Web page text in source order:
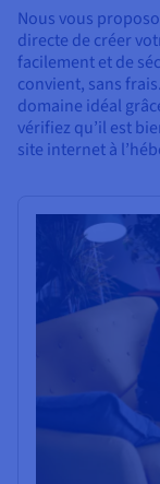
Nous vous
directe de créer
facilement et de
convient, sans
domaine idéal
vérifiez qu’il est
site internet à